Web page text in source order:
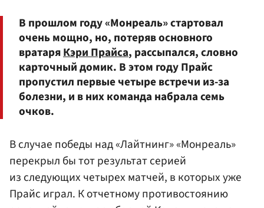
В прошлом году «Монреаль» стартовал
очень мощно, но, потеряв основного
вратаряКэри Прайса, рассыпался, словно
карточный домик. В этом году Прайс
пропустил первые четыре встречи из-за
болезни, и в них команда набрала семь
очков.
В случае победы над «Лайтнинг» «Монреаль»
перекрыл бы тот результат серией
из следующих четырех матчей, в которых уже
Прайс играл. К отчетному противостоянию